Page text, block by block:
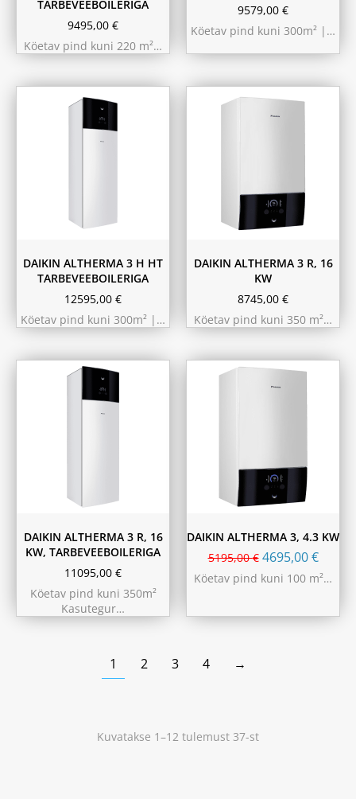
TARBEVEEBOILERIGA
9495,00 €
Köetav pind kuni 220 m²…
9579,00 €
Köetav pind kuni 300m² |…
230L
DAIKIN ALTHERMA 3 H HT
TARBEVEEBOILERIGA
12595,00 €
Köetav pind kuni 300m² |…
DAIKIN ALTHERMA 3 R, 16
KW
8745,00 €
Köetav pind kuni 350 m²…
230L
DAIKIN ALTHERMA 3 R, 16
KW, TARBEVEEBOILERIGA
11095,00 €
Köetav pind kuni 350m²
Kasutegur…
DAIKIN ALTHERMA 3, 4.3 KW
5195,00€ 4695,00€
Köetav pind kuni 100 m²…
1 2 3 4 →
Kuvatakse 1–12 tulemust 37-st